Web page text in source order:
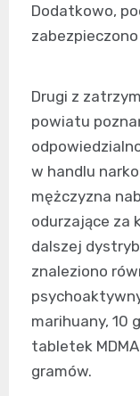
Dodatkowo,
Drugi z
powiatu
w handlu
mężczyzna
odurzające za
dalszej
znaleziono
marihuany, 10
tabletek
gramów.